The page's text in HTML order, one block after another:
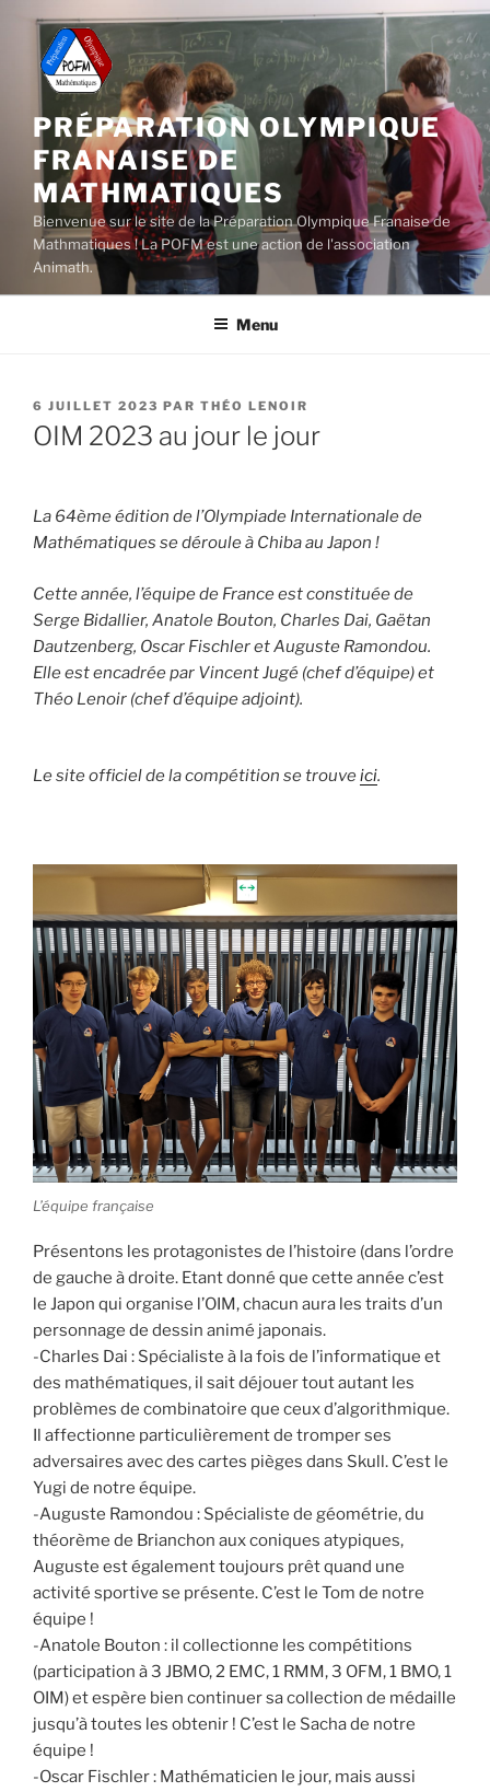
contenu
principal
PRÉPARATION OLYMPIQUE
FRANAISE DE
MATHMATIQUES
Bienvenue sur le site de la Préparation Olympique Franaise de
Mathmatiques ! La POFM est une action de l'association
Animath.
Menu
PUBLIÉ
LE
6 JUILLET 2023 PAR THÉO LENOIR
OIM 2023 au jour le jour
La 64ème édition de l’Olympiade Internationale de
Mathématiques se déroule à Chiba au Japon !
Cette année, l’équipe de France est constituée de
Serge Bidallier, Anatole Bouton, Charles Dai, Gaëtan
Dautzenberg, Oscar Fischler et Auguste Ramondou.
Elle est encadrée par Vincent Jugé (chef d’équipe) et
Théo Lenoir (chef d’équipe adjoint).
Le site officiel de la compétition se trouveici.
L’équipe française
Présentons les protagonistes de l’histoire (dans l’ordre
de gauche à droite. Etant donné que cette année c’est
le Japon qui organise l’OIM, chacun aura les traits d’un
personnage de dessin animé japonais.
-Charles Dai : Spécialiste à la fois de l’informatique et
des mathématiques, il sait déjouer tout autant les
problèmes de combinatoire que ceux d’algorithmique.
Il affectionne particulièrement de tromper ses
adversaires avec des cartes pièges dans Skull. C’est le
Yugi de notre équipe.
-Auguste Ramondou : Spécialiste de géométrie, du
théorème de Brianchon aux coniques atypiques,
Auguste est également toujours prêt quand une
activité sportive se présente. C’est le Tom de notre
équipe !
-Anatole Bouton : il collectionne les compétitions
(participation à 3 JBMO, 2 EMC, 1 RMM, 3 OFM, 1 BMO, 1
OIM) et espère bien continuer sa collection de médaille
jusqu’à toutes les obtenir ! C’est le Sacha de notre
équipe !
-Oscar Fischler : Mathématicien le jour, mais aussi